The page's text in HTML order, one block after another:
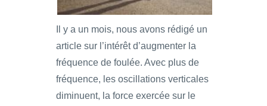
Il y a un mois, nous avons rédigé un
article sur l’intérêt d’augmenter la
fréquence de foulée. Avec plus de
fréquence, les oscillations verticales
diminuent, la force exercée sur le